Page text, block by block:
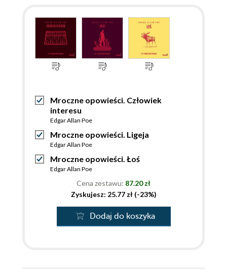
Mroczne opowieści. Człowiek
interesu
Edgar Allan Poe
Mroczne opowieści. Ligeja
Edgar Allan Poe
Mroczne opowieści. Łoś
Edgar Allan Poe
Cena zestawu: 87.20 zł
Zyskujesz: 25.77 zł (-23%)
Dodaj do koszyka